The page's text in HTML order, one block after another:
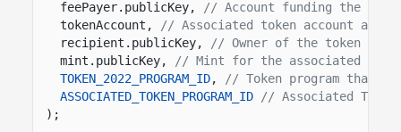
feePayer.publicKey,
// Account funding the
tokenAccount,
// Associated token account
recipient.publicKey,
// Owner of the token
mint.publicKey,
// Mint for the associated
TOKEN_2022_PROGRAM_ID,
// Token program that
ASSOCIATED_TOKEN_PROGRAM_ID
// Associated
);